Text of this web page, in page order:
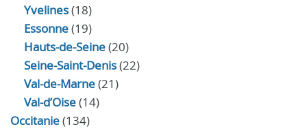
Yvelines(18)
Essonne(19)
Hauts-de-Seine(20)
Seine-Saint-Denis(22)
Val-de-Marne(21)
Val-d’Oise(14)
Occitanie(134)